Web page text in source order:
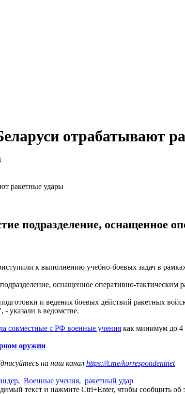
отрабатывают
подразделение, оснащенное
к выполнению учебно-боевых задач в
оснащенное оперативно-тактическим
и ведения боевых действий ракетных
указали в ведомстве.
совместные с РФ военные учения как минимум до 4
оружии
на наш канал https://t.me/korrespondentnet
, Военные учения, ракетный удар
текст и нажмите Ctrl+Enter, чтобы сообщить об